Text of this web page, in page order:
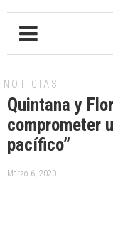
NOTICIAS
Quintana y
comprometer
pacífico”
Marzo 6, 2020